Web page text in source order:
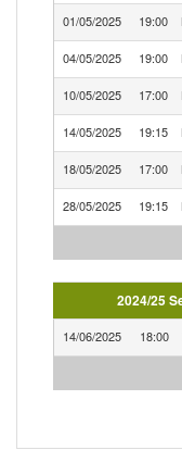
01/05/2025 19:00
04/05/2025 19:00
10/05/2025 17:00
14/05/2025 19:15
18/05/2025 17:00
28/05/2025 19:15
2024/25
14/06/2025 18:00